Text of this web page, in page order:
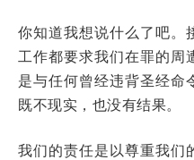
你知道我想说什么了吧。
工作都要求我们在罪的周
是与任何曾经违背圣经命
既不现实，也没有结果。
我们的责任是以尊重我们